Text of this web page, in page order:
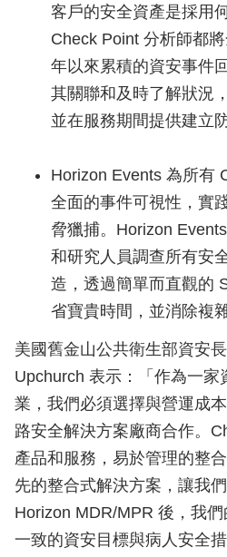
客戶的安全資產是採用
Check Point 分析師都
年以來累積的資安事件
其關聯和及時了解狀況
並在服務期間提供建立
Horizon Events 為所有
全面的事件可視性，實
脅獵捕。Horizon
和研究人員調查所有安
造，透過簡單而直觀的
省寶貴時間，並消除複
美國舊金山公共衛生部資安
Upchurch 表示：「作為一家
業，我們必須選擇與營運成
路安全解決方案廠商合作。
產品和服務，易於管理的整
先的整合式解決方案，讓我
Horizon MDR/MPR 後，我
一致的資安目標與病人安全